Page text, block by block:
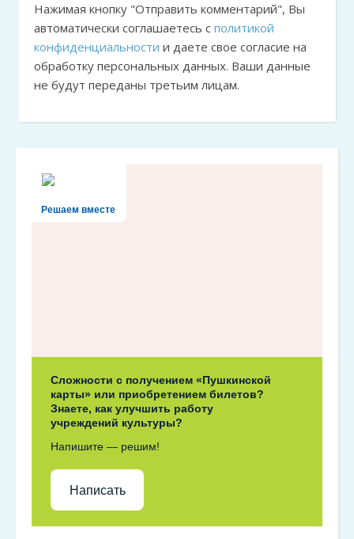
Нажимая кнопку "Отправить комментарий", Вы
автоматически соглашаетесь с политикой
конфиденциальности и даете свое согласие на
обработку персональных данных. Ваши данные
не будут переданы третьим лицам.
Решаем вместе
Сложности с получением «Пушкинской
карты» или приобретением билетов?
Знаете, как улучшить работу
учреждений культуры?
Напишите — решим!
Написать